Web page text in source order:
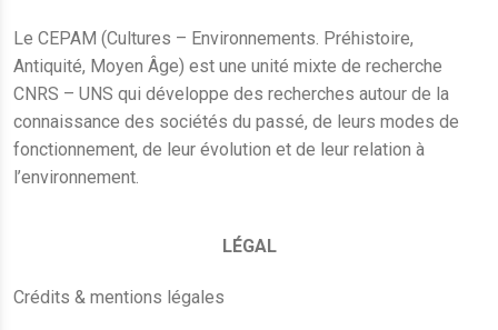
Le CEPAM (Cultures – Environnements. Préhistoire,
Antiquité, Moyen Âge) est une unité mixte de recherche
CNRS – UNS qui développe des recherches autour de la
connaissance des sociétés du passé, de leurs modes de
fonctionnement, de leur évolution et de leur relation à
l’environnement.
LÉGAL
Crédits & mentions légales